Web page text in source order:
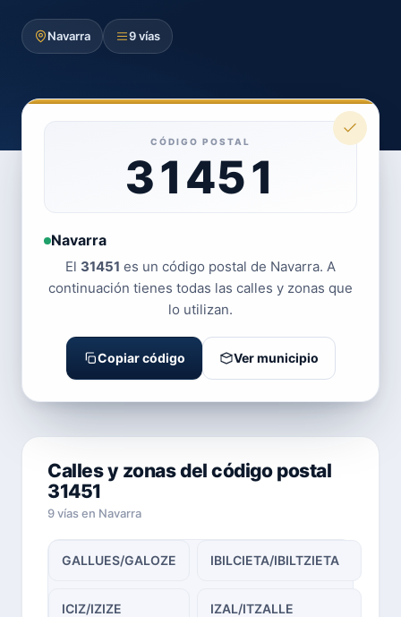
Navarra 9 vías
CÓDIGO POSTAL
31451
Navarra
El 31451 es un código postal de Navarra. A
continuación tienes todas las calles y zonas que
lo utilizan.
Copiar código Ver municipio
Calles y zonas del código postal
31451
9 vías en Navarra
GALLUES/GALOZE IBILCIETA/IBILTZIETA
ICIZ/IZIZE IZAL/ITZALLE